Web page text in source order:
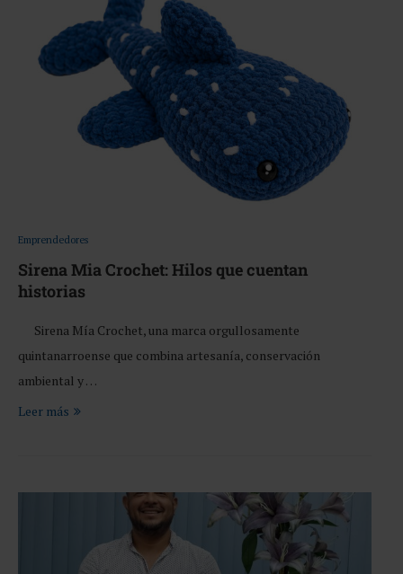
Emprendedores
Sirena Mia Crochet: Hilos que cuentan
historias
Sirena Mía Crochet, una marca orgullosamente
quintanarroense que combina artesanía, conservación
ambiental y …
Leer más